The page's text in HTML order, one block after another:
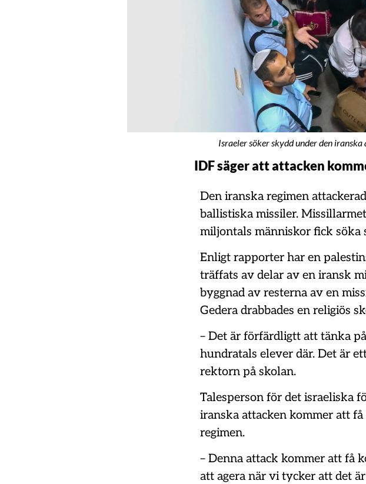
Israeler söker skydd under den
IDF säger att attacken
Den iranska regimen
ballistiska missiler.
miljontals människor fick söka
Enligt rapporter har en
träffats av delar av en iransk
byggnad av resterna av en
Gedera drabbades en religiös
– Det är förfärdligtt att tänka
hundratals elever där. Det är
rektorn på skolan.
Talesperson för det israeliska
iranska attacken kommer att
regimen.
– Denna attack kommer att få
att agera när vi tycker att det